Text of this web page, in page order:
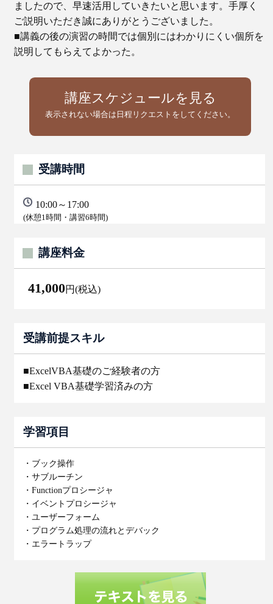
ましたので、早速活用していきたいと思います。手厚く
ご説明いただき誠にありがとうございました。
■講義の後の演習の時間では個別にはわかりにくい個所を
説明してもらえてよかった。
講座スケジュールを見る
表示されない場合は日程リクエストをしてください。
受講時間
10:00～17:00
(休憩1時間・講習6時間)
講座料金
41,000円(税込)
受講前提スキル
■ExcelVBA基礎のご経験者の方
■Excel VBA基礎学習済みの方
学習項目
・ブック操作
・サブルーチン
・Functionプロシージャ
・イベントプロシージャ
・ユーザーフォーム
・プログラム処理の流れとデバック
・エラートラップ